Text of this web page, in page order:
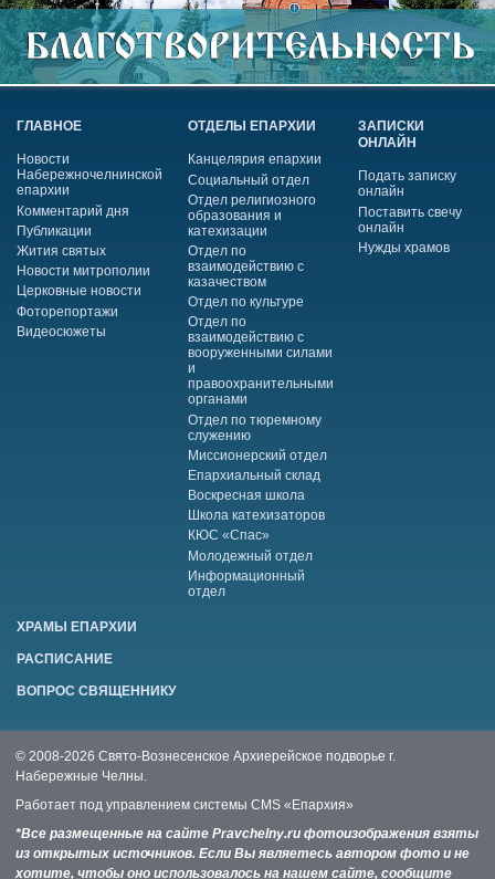
ГЛАВНОЕ
Новости
Набережночелнинской
епархии
Комментарий дня
Публикации
Жития святых
Новости митрополии
Церковные новости
Фоторепортажи
Видеосюжеты
ОТДЕЛЫ ЕПАРХИИ
Канцелярия епархии
Социальный отдел
Отдел религиозного
образования и
катехизации
Отдел по
взаимодействию с
казачеством
Отдел по культуре
Отдел по
взаимодействию с
вооруженными силами
и
правоохранительными
органами
Отдел по тюремному
служению
Миссионерский отдел
Епархиальный склад
Воскресная школа
Школа катехизаторов
КЮС «Спас»
Молодежный отдел
Информационный
отдел
ЗАПИСКИ
ОНЛАЙН
Подать записку
онлайн
Поставить свечу
онлайн
Нужды храмов
ХРАМЫ ЕПАРХИИ
РАСПИСАНИЕ
ВОПРОС СВЯЩЕННИКУ
© 2008-2026 Свято-Вознесенское Архиерейское подворье г.
Набережные Челны.
Работает под управлением системы CMS «Епархия»
*Все размещенные на сайте Pravchelny.ru фотоизображения взяты
из открытых источников. Если Вы являетесь автором фото и не
хотите, чтобы оно использовалось на нашем сайте, сообщите